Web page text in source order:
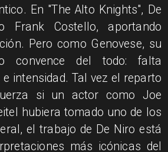
En "The Alto Knights", De
Frank Costello, aportando
Pero como Genovese, su
convence del todo: falta
intensidad. Tal vez el reparto
si un actor como Joe
hubiera tomado uno de los
el trabajo de De Niro está
más icónicas del